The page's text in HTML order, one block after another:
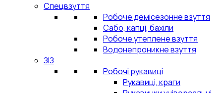
Спецвзуття
Робоче демісезонне взуття
Сабо, капці, бахіли
Робоче утеплене взуття
Водонепроникне взуття
ЗІЗ
Робочі рукавиці
Рукавиці, краги